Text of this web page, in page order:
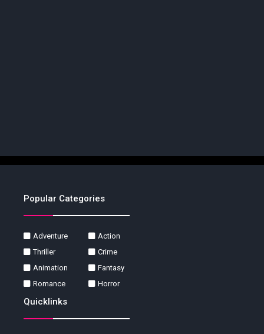
Popular Categories
Adventure
Action
Thriller
Crime
Animation
Fantasy
Romance
Horror
Quicklinks